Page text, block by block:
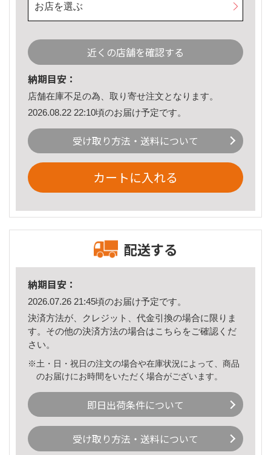
お店を選ぶ
近くの店舗を確認する
納期目安：
店舗在庫不足の為、取り寄せ注文となります。
2026.08.22 22:10頃のお届け予定です。
受け取り方法・送料について
カートに入れる
配送する
納期目安：
2026.07.26 21:45頃のお届け予定です。
決済方法が、クレジット、代金引換の場合に限りま
す。その他の決済方法の場合はこちら をご確認くだ
さい。
※土・日・祝日の注文の場合や在庫状況によって、商品
のお届けにお時間をいただく場合がございます。
即日出荷条件について
受け取り方法・送料について